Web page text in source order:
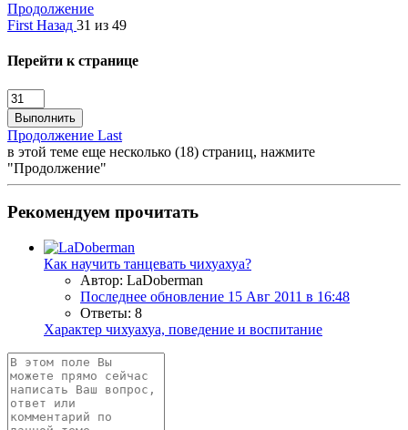
Продолжение
First Назад 31 из 49
Перейти к странице
Выполнить
Продолжение Last
в этой теме еще несколько (18) страниц, нажмите
"Продолжение"
Рекомендуем прочитать
Как научить танцевать чихуахуа?
Автор: LaDoberman
Последнее обновление 15 Авг 2011 в 16:48
Ответы: 8
Характер чихуахуа, поведение и воспитание